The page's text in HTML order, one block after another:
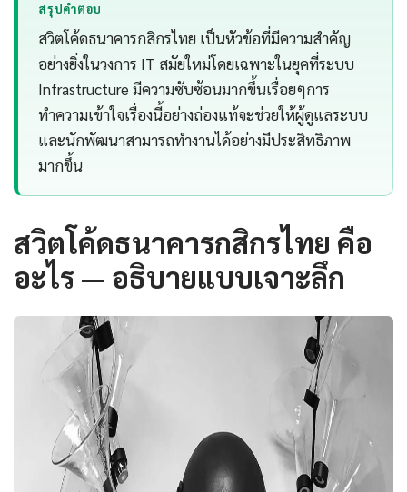
สรุปคำตอบ
สวิตโค้ดธนาคารกสิกรไทย เป็นหัวข้อที่มีความสำคัญ
อย่างยิ่งในวงการ IT สมัยใหม่โดยเฉพาะในยุคที่ระบบ
Infrastructure มีความซับซ้อนมากขึ้นเรื่อยๆการ
ทำความเข้าใจเรื่องนี้อย่างถ่องแท้จะช่วยให้ผู้ดูแลระบบ
และนักพัฒนาสามารถทำงานได้อย่างมีประสิทธิภาพ
มากขึ้น
สวิตโค้ดธนาคารกสิกรไทย คือ
อะไร — อธิบายแบบเจาะลึก